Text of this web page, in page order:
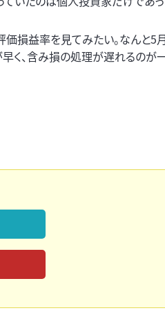
損益率を見てみたい。なんと5
、含み損の処理が遅れるのが